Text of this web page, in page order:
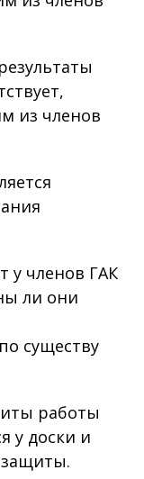
из членов
у членов ГАК
ли они
существу
работы
у доски и
защиты.